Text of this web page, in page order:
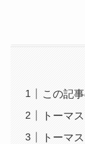
この記
トーマ
トーマ